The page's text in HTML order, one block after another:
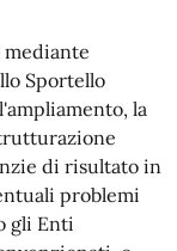
Sportello
la
di risultato in
problemi
gli Enti